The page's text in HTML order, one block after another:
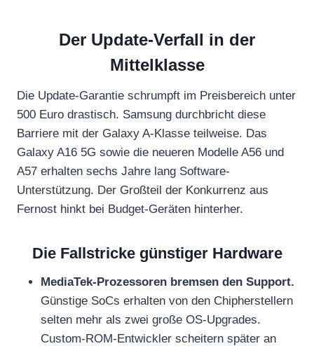
Der Update-Verfall in der
Mittelklasse
Die Update-Garantie schrumpft im Preisbereich unter
500 Euro drastisch. Samsung durchbricht diese
Barriere mit der Galaxy A-Klasse teilweise. Das
Galaxy A16 5G sowie die neueren Modelle A56 und
A57 erhalten sechs Jahre lang Software-
Unterstützung. Der Großteil der Konkurrenz aus
Fernost hinkt bei Budget-Geräten hinterher.
Die Fallstricke günstiger Hardware
MediaTek-Prozessoren bremsen den Support.
Günstige SoCs erhalten von den Chipherstellern
selten mehr als zwei große OS-Upgrades.
Custom-ROM-Entwickler scheitern später an